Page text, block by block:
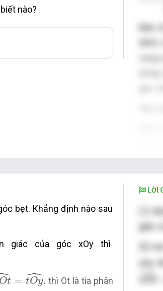
nào?
Nếu
cắt
bằng
bẹt. Khẳng định nào sau
giác của góc xOy thì
Ot = ˆ
tOy.
t^ Oy^.
thì Ot là tia phân
LỜI
(1)
giác
(2)
ˆ